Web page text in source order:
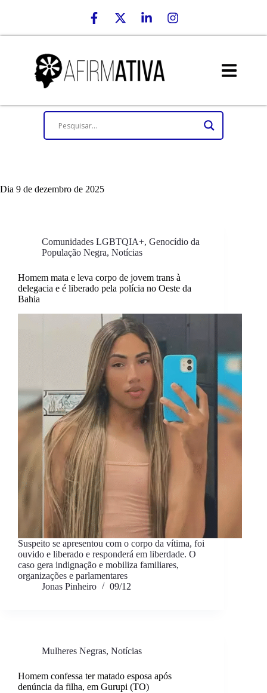
Dia 9 de dezembro de 2025
Comunidades LGBTQIA+, Genocídio da
População Negra, Notícias
Homem mata e leva corpo de jovem trans à
delegacia e é liberado pela polícia no Oeste da
Bahia
Suspeito se apresentou com o corpo da vítima, foi
ouvido e liberado e responderá em liberdade. O
caso gera indignação e mobiliza familiares,
organizações e parlamentares
Jonas Pinheiro
09/12
Mulheres Negras, Notícias
Homem confessa ter matado esposa após
denúncia da filha, em Gurupi (TO)